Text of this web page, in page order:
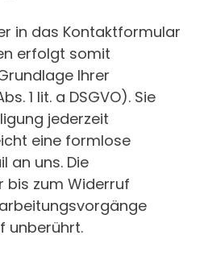
in das Kontaktformular
erfolgt somit
Ihrer
1 lit. a DSGVO). Sie
jederzeit
eine formlose
an uns. Die
bis zum Widerruf
unberührt.